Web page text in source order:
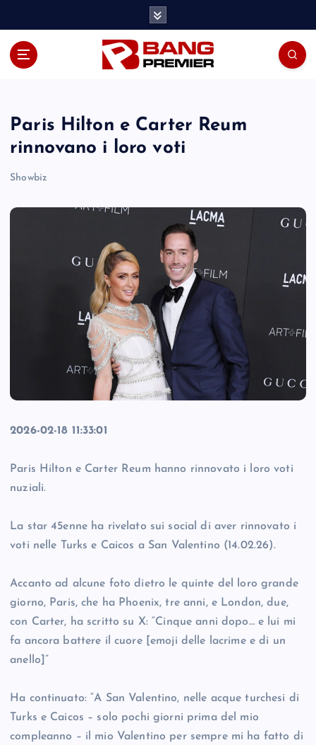
Paris Hilton e Carter Reum
rinnovano i loro voti
Showbiz
2026-02-18 11:33:01
Paris Hilton e Carter Reum hanno rinnovato i loro voti
nuziali.
La star 45enne ha rivelato sui social di aver rinnovato i
voti nelle Turks e Caicos a San Valentino (14.02.26).
Accanto ad alcune foto dietro le quinte del loro grande
giorno, Paris, che ha Phoenix, tre anni, e London, due,
con Carter, ha scritto su X: “Cinque anni dopo… e lui mi
fa ancora battere il cuore [emoji delle lacrime e di un
anello]”
Ha continuato: “A San Valentino, nelle acque turchesi di
Turks e Caicos – solo pochi giorni prima del mio
compleanno – il mio Valentino per sempre mi ha fatto di